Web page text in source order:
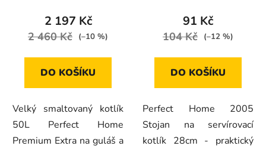
2 197 Kč
2 460 Kč (–10 %)
DO KOŠÍKU
Velký smaltovaný kotlík
50L Perfect Home
Premium Extra na guláš a
91 Kč
104 Kč (–12 %)
DO KOŠÍKU
Perfect Home 2005
Stojan na servírovací
kotlík 28cm - praktický